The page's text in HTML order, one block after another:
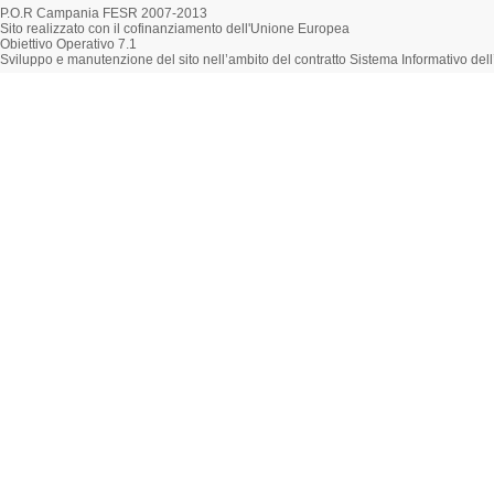
P.O.R Campania FESR 2007-2013
Sito realizzato con il cofinanziamento dell'Unione Europea
Obiettivo Operativo 7.1
Sviluppo e manutenzione del sito nell’ambito del contratto Sistema Informativo